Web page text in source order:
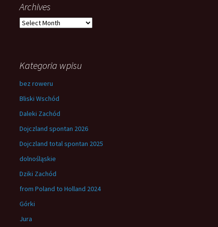
Archives
Archives
Kategoria wpisu
bez roweru
Bliski Wschód
Daleki Zachód
Dojczland spontan 2026
Dojczland total spontan 2025
dolnośląskie
Dziki Zachód
from Poland to Holland 2024
Górki
Jura